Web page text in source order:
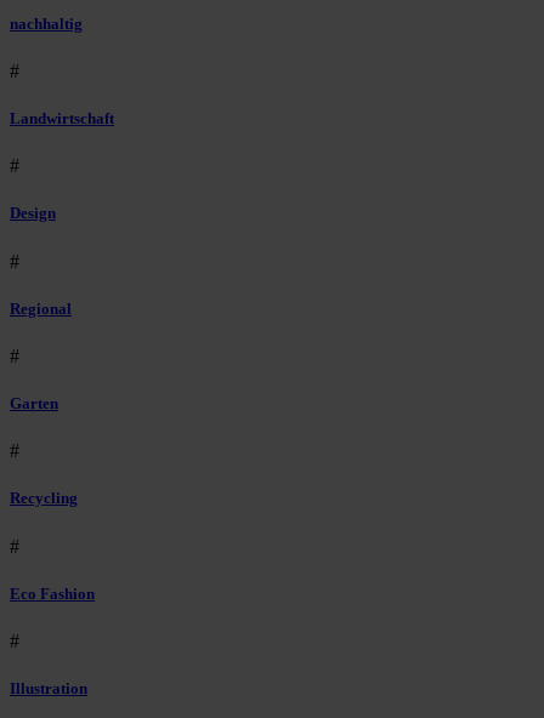
nachhaltig
#
Landwirtschaft
#
Design
#
Regional
#
Garten
#
Recycling
#
Eco Fashion
#
Illustration